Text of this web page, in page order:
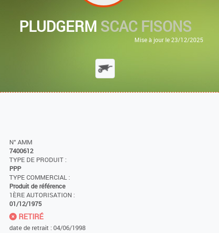
PLUDGERM SCAC FISONS
Mise à jour le 23/12/2025
N° AMM
7400612
TYPE DE PRODUIT :
PPP
TYPE COMMERCIAL :
Produit de référence
1ÈRE AUTORISATION :
01/12/1975
RETIRÉ
date de retrait : 04/06/1998